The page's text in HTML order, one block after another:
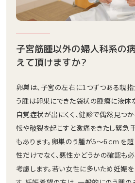
子宮筋腫以外の婦人科系の
えて頂けますか?
卵巣は、子宮の左右に1つずつある親
う腫は卵巣にできた袋状の腫瘍に液体
自覚症状が出にくく、健診で偶然見つ
転や破裂を起こすと激痛をきたし緊急
もあります。卵巣のう腫が5～6ｃｍを
性だけでなく、悪性かどうかの確認も
考慮します。若い女性に多いため妊娠